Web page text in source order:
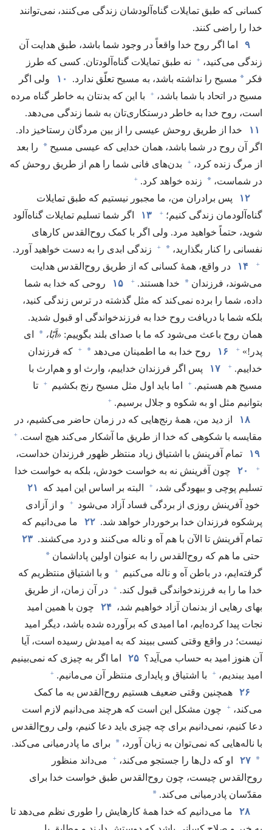
کسانی که طبق تمایلات گناه‌آلودشان زندگی می‌کنند،‏ نمی‌توانند
خدا را راضی کنند.‏
۹
اما اگر روح خدا واقعاً در وجود شما باشد،‏ طبق هدایت آن
زندگی می‌کنید،‏ +
نه طبق تمایلات گناه‌آلودتان.‏ کسی که طرز
فکر * مسیح را نداشته باشد،‏ به مسیح تعلّق ندارد.‏ ۱۰
ولی اگر
مسیح در اتحاد با شما باشد،‏ +
با این که بدنتان به خاطر گناه مرده
است،‏ روح خدا به خاطر درستکاری‌تان به شما زندگی می‌دهد.‏
۱۱
خدا از طریق روحش عیسی را از بین مردگان رستاخیز داد.‏
اگر آن روح در شما باشد،‏ همان خدایی که عیسی مسیح * را بعد
از مرگ زنده کرد،‏ +
بدن‌های فانی شما را هم از طریق روحش که
در شماست،‏ * زنده خواهد کرد.‏ +
۱۲
پس برادران من،‏ ما مجبور نیستیم که طبق تمایلات
گناه‌آلودمان زندگی کنیم؛‏ + ۱۳
اگر شما تسلیم تمایلات گناه‌آلود
شوید،‏ حتماً خواهید مرد.‏ ولی اگر با کمک روح‌القدس کارهای
نفسانی را کنار بگذارید،‏ *
+ زندگی ابدی را به دست خواهید آورد.‏
+ ۱۴
در واقع،‏ همهٔ کسانی که از طریق روح‌القدس هدایت
می‌شوند،‏ فرزندان * خدا هستند.‏ + ۱۵
روحی که خدا به شما
داده،‏ شما را برده نمی‌کند که مثل گذشته در ترس زندگی کنید،‏
بلکه شما با دریافت روح خدا به فرزندخواندگی او قبول شدید.‏
همان روح باعث می‌شود که ما با صدای بلند بگوییم:‏ ‏«اَبّا،‏ *
ای
پدر!‏»‏ + ۱۶ روح خدا به ما اطمینان می‌دهد *
+
که فرزندان
خداییم.‏ + ۱۷
پس اگر فرزندان خداییم،‏ وارث او و هم‌ارث با
مسیح هم هستیم.‏ + اما باید اول مثل مسیح رنج بکشیم +
تا
بتوانیم مثل او به شکوه و جلال برسیم.‏ +
۱۸
از دید من،‏ همهٔ رنج‌هایی که در زمان حاضر می‌کشیم،‏ در
مقایسه با شکوهی که خدا از طریق ما آشکار می‌کند هیچ است.‏ +
۱۹ تمام آفرینش با اشتیاق زیاد منتظر ظهور فرزندان خداست،‏
+ ۲۰
چون آفرینش نه به خواست خودش،‏ بلکه به خواست خدا
تسلیم پوچی و بیهودگی شد،‏ + البته بر اساس این امید که
۲۱
خودِ آفرینش روزی از بردگی فساد آزاد می‌شود
+
و از آزادی
پرشکوه فرزندان خدا برخوردار خواهد شد.‏ ۲۲
ما می‌دانیم که
تمام آفرینش تا الآن با هم آه و ناله می‌کنند و درد می‌کشند.‏ ۲۳
حتی ما هم که روح‌القدس را به عنوان اولین پاداشمان *
گرفته‌ایم،‏ در باطن آه و ناله می‌کنیم +
و با اشتیاق منتظریم که
خدا ما را به فرزندخواندگی قبول کند.‏ +
در آن زمان،‏ از طریق
بهای رهایی از بدنمان آزاد خواهیم شد،‏ ۲۴
چون با همین امید
نجات پیدا کرده‌ایم،‏ اما امیدی که برآورده شده باشد،‏ دیگر امید
نیست؛‏ در واقع وقتی کسی ببیند که به امیدش رسیده است،‏ آیا
آن هنوز امید به حساب می‌آید؟‏ ۲۵
اما اگر به چیزی که نمی‌بینیم
امید ببندیم،‏ + با اشتیاق و پایداری منتظر آن می‌مانیم.‏ +
۲۶
همچنین وقتی ضعیف هستیم روح‌القدس به ما کمک
می‌کند،‏ +
چون مشکل این است که هرچند می‌دانیم لازم است
دعا کنیم،‏ نمی‌دانیم برای چه چیزی باید دعا کنیم،‏ ولی روح‌القدس
با ناله‌هایی که نمی‌توان به زبان آورد،‏ * برای ما پادرمیانی می‌کند.‏
* ۲۷ او که دل‌ها را جستجو می‌کند،‏ +
می‌داند منظور
روح‌القدس چیست،‏ چون روح‌القدس طبق خواست خدا برای
مقدّسان پادرمیانی می‌کند.‏ *
۲۸
ما می‌دانیم که خدا همهٔ کارهایش را طوری نظم می‌دهد تا